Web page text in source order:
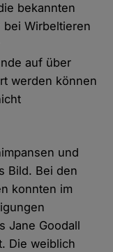
bekannten
bei Wirbeltieren
auf über
werden können
und
Bild. Bei den
konnten im
Jane Goodall
Die weiblich